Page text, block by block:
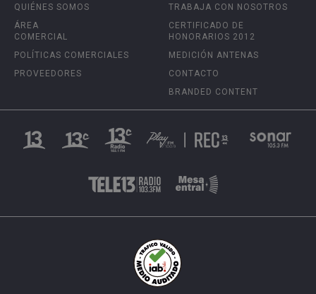
QUIÉNES SOMOS
ÁREA
COMERCIAL
POLÍTICAS COMERCIALES
PROVEEDORES
TRABAJA CON NOSOTROS
CERTIFICADO DE
HONORARIOS 2012
MEDICIÓN ANTENAS
CONTACTO
BRANDED CONTENT